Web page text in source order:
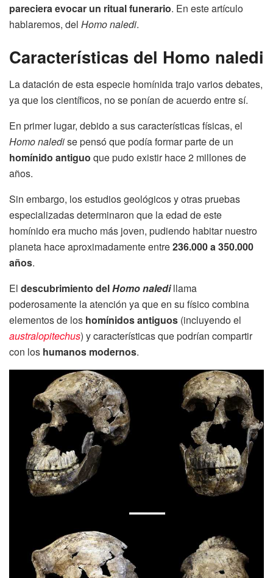
pareciera evocar un ritual funerario. En este artículo
hablaremos, del Homo naledi.
Características del Homo naledi
La datación de esta especie homínida trajo varios debates,
ya que los científicos, no se ponían de acuerdo entre sí.
En primer lugar, debido a sus características físicas, el
Homo naledise pensó que podía formar parte de un
homínido antiguo que pudo existir hace 2 millones de
años.
Sin embargo, los estudios geológicos y otras pruebas
especializadas determinaron que la edad de este
homínido era mucho más joven, pudiendo habitar nuestro
planeta hace aproximadamente entre236.000 a 350.000
años.
El descubrimiento delHomo naledillama
poderosamente la atención ya que en su físico combina
elementos de los homínidos antiguos (incluyendo el
australopitechus) y características que podrían compartir
con los humanos modernos.